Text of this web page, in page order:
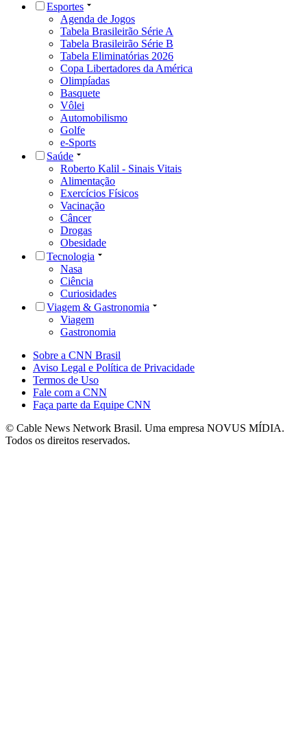
Esportes
Agenda de Jogos
Tabela Brasileirão Série A
Tabela Brasileirão Série B
Tabela Eliminatórias 2026
Copa Libertadores da América
Olimpíadas
Basquete
Vôlei
Automobilismo
Golfe
e-Sports
Saúde
Roberto Kalil - Sinais Vitais
Alimentação
Exercícios Físicos
Vacinação
Câncer
Drogas
Obesidade
Tecnologia
Nasa
Ciência
Curiosidades
Viagem & Gastronomia
Viagem
Gastronomia
Sobre a CNN Brasil
Aviso Legal e Política de Privacidade
Termos de Uso
Fale com a CNN
Faça parte da Equipe CNN
© Cable News Network Brasil. Uma empresa NOVUS MÍDIA.
Todos os direitos reservados.